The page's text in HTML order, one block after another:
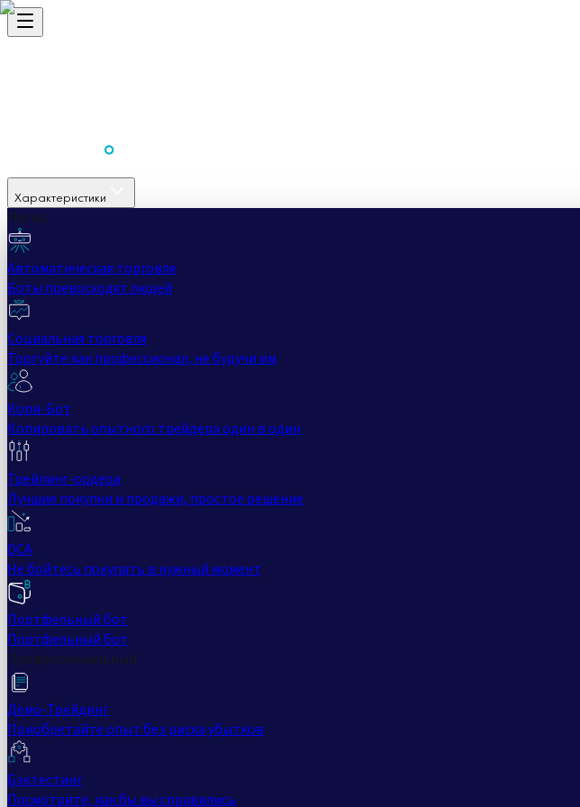
Характеристики
Легко
Автоматическая торговля
Боты превосходят людей
Социальная торговля
Торгуйте как профессионал, не будучи им
Копи-Бот
Копировать опытного трейдера один в один
Трейлинг-ордера
Лучшие покупки и продажи, простое решение
DCA
Не бойтесь покупать в нужный момент
Портфельный бот
Портфельный бот
Профессиональный
Демо-Трейдинг
Приобретайте опыт без риска убытков
Бэктестинг
Посмотрите, как бы вы справились